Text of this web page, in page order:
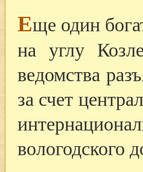
Еще один
на углу
ведомства
за счет
вологодского